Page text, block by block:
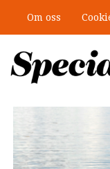
huvudinnehåll
Om oss